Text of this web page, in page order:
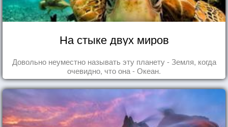
На стыке двух миров
Довольно неуместно называть эту планету - Земля, когда
очевидно, что она - Океан.